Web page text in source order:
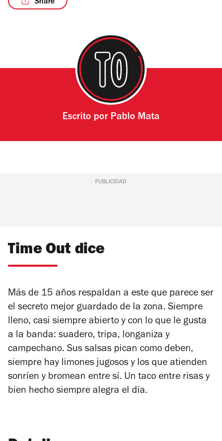
Share
Escrito por Pablo Mata
PUBLICIDAD
Time Out dice
Más de 15 años respaldan a este que parece ser
el secreto mejor guardado de la zona. Siempre
lleno, casi siempre abierto y con lo que le gusta
a la banda: suadero, tripa, longaniza y
campechano. Sus salsas pican como deben,
siempre hay limones jugosos y los que atienden
sonríen y bromean entre sí. Un taco entre risas y
bien hecho siempre alegra el día.